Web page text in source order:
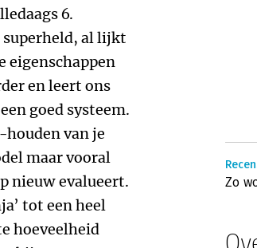
6.
superheld, al lijkt
eigenschappen
en leert ons
goed systeem.
houden van je
maar vooral
nieuw evalueert.
tot een heel
hoeveelheid
Zo